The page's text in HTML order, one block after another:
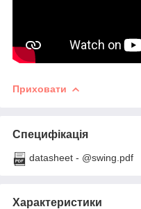
Приховати
Специфікація
datasheet - @swing.pdf
Характеристики